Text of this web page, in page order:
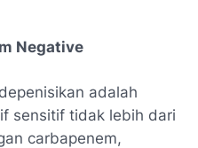
Negative
adalah
sensitif tidak lebih dari
carbapenem,